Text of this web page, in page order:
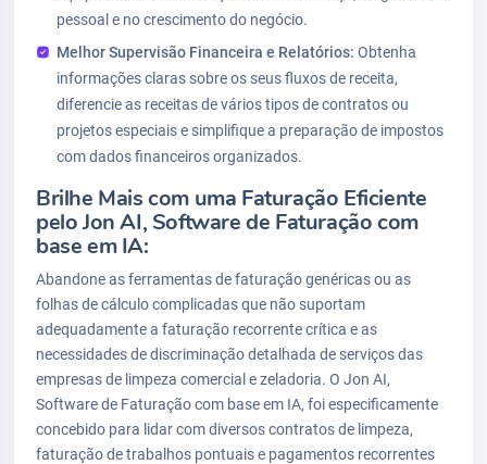
pessoal e no crescimento do negócio.
Melhor Supervisão Financeira e Relatórios: Obtenha
informações claras sobre os seus fluxos de receita,
diferencie as receitas de vários tipos de contratos ou
projetos especiais e simplifique a preparação de impostos
com dados financeiros organizados.
Brilhe Mais com uma Faturação Eficiente
pelo Jon AI, Software de Faturação com
base em IA:
Abandone as ferramentas de faturação genéricas ou as
folhas de cálculo complicadas que não suportam
adequadamente a faturação recorrente crítica e as
necessidades de discriminação detalhada de serviços das
empresas de limpeza comercial e zeladoria. O Jon AI,
Software de Faturação com base em IA, foi especificamente
concebido para lidar com diversos contratos de limpeza,
faturação de trabalhos pontuais e pagamentos recorrentes